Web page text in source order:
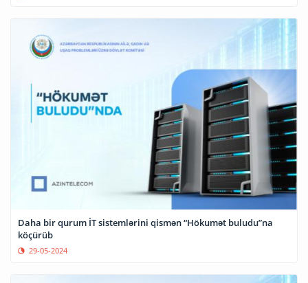
Daha bir qurum İT sistemlərini qismən “Hökumət buludu”na
köçürüb
29-05-2024